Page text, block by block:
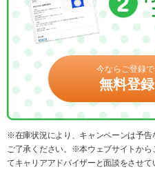
今ならご登録
無料登
※在庫状況により、キャンペーンは予告
ご了承ください。※本ウェブサイトか
てキャリアアドバイザーと面談をさせて